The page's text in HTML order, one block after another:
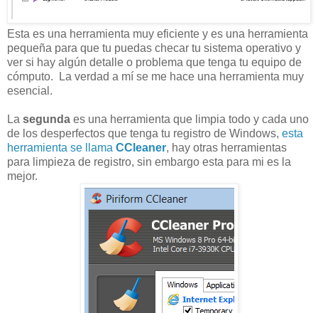
Esta es una herramienta muy eficiente y es una herramienta
pequeña para que tu puedas checar tu sistema operativo y
ver si hay algún detalle o problema que tenga tu equipo de
cómputo. La verdad a mí se me hace una herramienta muy
esencial.
La segunda es una herramienta que limpia todo y cada uno
de los desperfectos que tenga tu registro de Windows, esta
herramienta se llama CCleaner, hay otras herramientas
para limpieza de registro, sin embargo esta para mi es la
mejor.